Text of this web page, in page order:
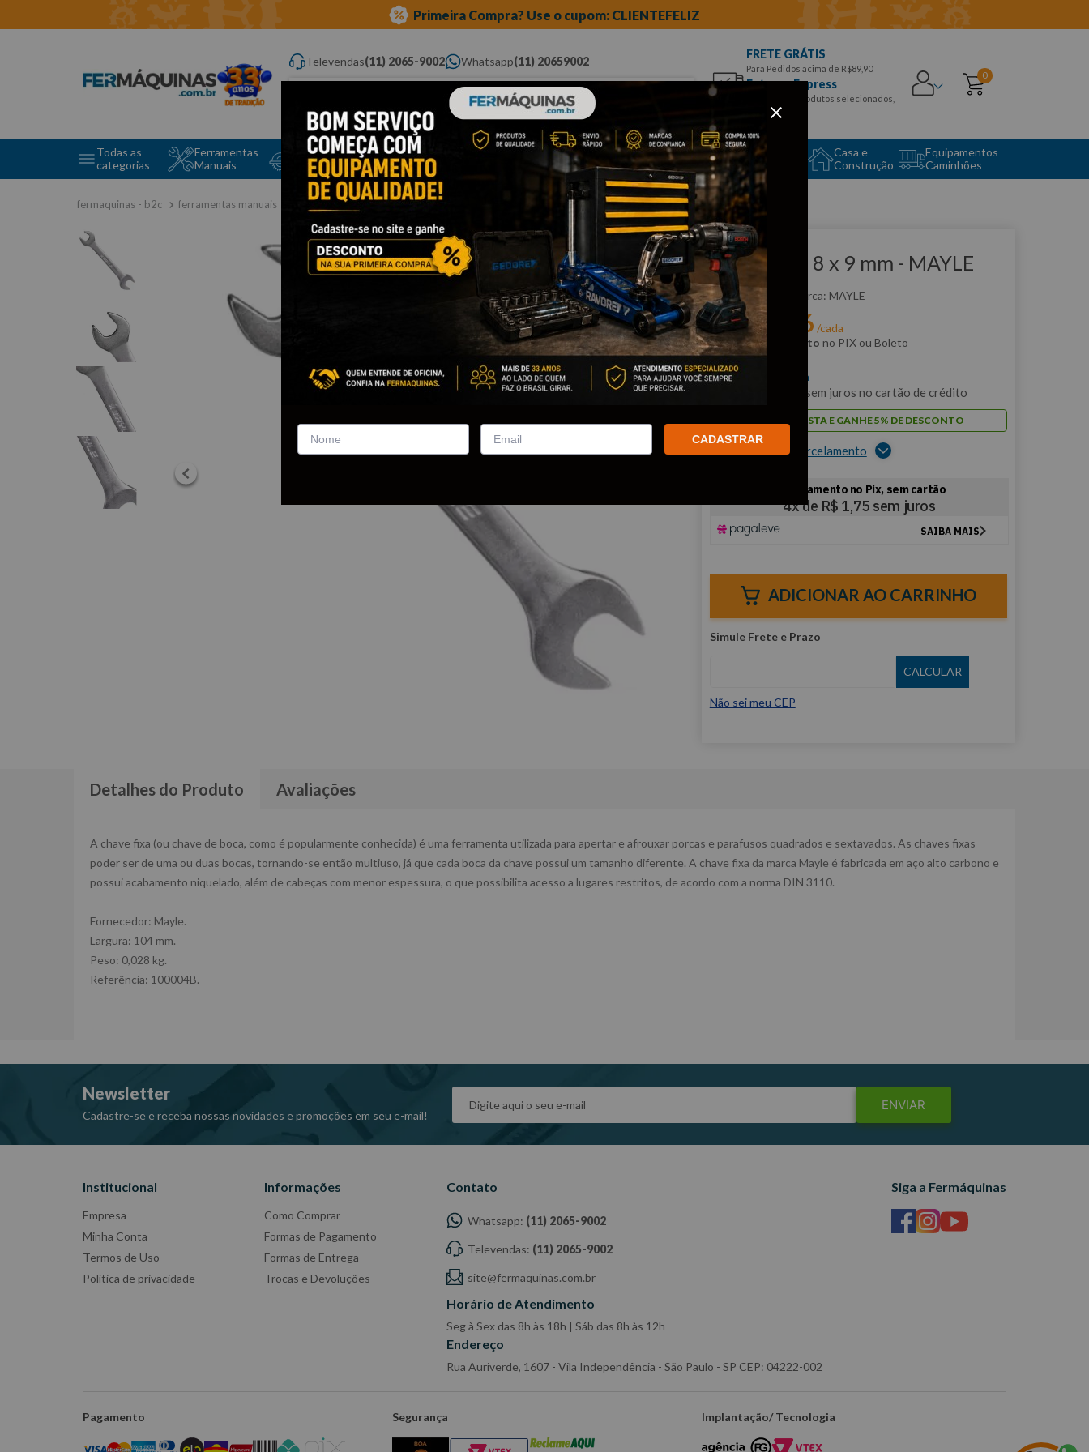
Primeira Compra? Use o cupom: CLIENTEFELIZ
Televendas(11) 2065-9002 Whatsapp(11) 20659002
Digite aqui o que você procura...
FRETE GRÁTIS
Para Pedidos acima de R$89,90
Entrega Express
para CEPS e produtos selecionados,
Aproveite!
0
Todas as
categorias
Ferramentas
Manuais
Ferramentas Elétricas
e Máquinas
Ferramentas
Ferramentas
Automotivas Especiais
Equipamento
Auto Center
Casa e
Construção
Equipamentos
Caminhões
ferramentas manuais chave fixa
Clique e veja!
Chave Fixa 8 x 9 mm - MAYLE
100004MY MAYLE
Por: R$ 66 /cada
com5% de desconto no PIX ou Boleto
R$ /cada
sem juros no cartão de crédito
PAGUE À VISTA E GANHE 5% DE DESCONTO
Ver opções de parcelamento
ADICIONAR AO CARRINHO
Não sei meu CEP
Detalhes do Produto Avaliações
A chave fixa (ou chave de boca, como é popularmente conhecida) é uma ferramenta utilizada para apertar e afrouxar porcas e parafusos quadrados e sextavados. As chaves fixas
poder ser de uma ou duas bocas, tornando-se então multiuso, já que cada boca da chave possui um tamanho diferente. A chave fixa da marca Mayle é fabricada em aço alto carbono e
possui acabamento niquelado, além de cabeças com menor espessura, o que possibilita acesso a lugares restritos, de acordo com a norma DIN 3110.
Fornecedor: Mayle.
Largura: 104 mm.
Peso: 0,028 kg.
Referência: 100004B.
Newsletter
Cadastre-se e receba nossas novidades e promoções em seu e-mail!
ENVIAR
Institucional
Empresa
Minha Conta
Termos de Uso
Política de privacidade
Informações
Como Comprar
Formas de Pagamento
Formas de Entrega
Trocas e Devoluções
Contato
Whatsapp: (11) 2065-9002
Televendas: (11) 2065-9002
site@fermaquinas.com.br
Horário de Atendimento
Seg à Sex das 8h às 18h | Sáb das 8h às 12h
Endereço
Rua Auriverde, 1607 - Vila Independência - São Paulo - SP CEP: 04222-002
Siga a Fermáquinas
Pagamento Segurança Implantação/ Tecnologia
CADASTRAR